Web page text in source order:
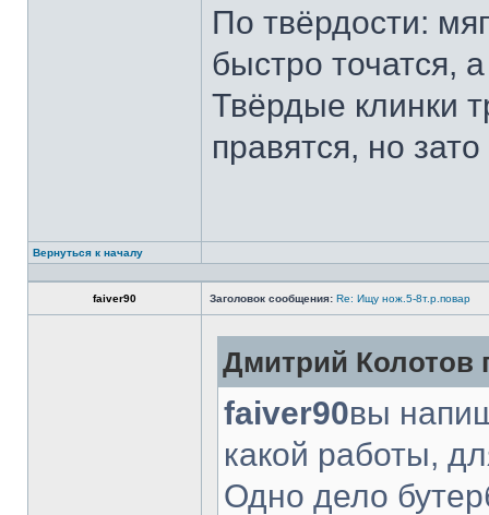
По твёрдости:
быстро точатся,
Твёрдые клинки
правятся, но
Вернуться к началу
faiver90 Заголовок сообщения: Re: Ищу нож.5-8т.р.повар
Дмитрий Колотов
faiver90вы
какой работы,
Одно дело